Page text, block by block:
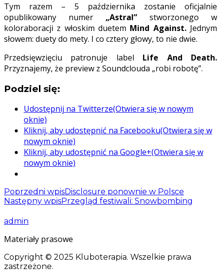
Tym razem – 5 października zostanie oficjalnie
opublikowany numer „Astral” stworzonego w
koloraboracji z włoskim duetem Mind Against.Jednym
słowem: duety do mety. I co cztery głowy, to nie dwie.
Przedsięwzięciu patronuje label Life And Death.
Przyznajemy, że preview z Soundclouda „robi robotę”.
Podziel się:
Udostępnij na Twitterze(Otwiera się w nowym
oknie)
Kliknij, aby udostępnić na Facebooku(Otwiera się w
nowym oknie)
Kliknij, aby udostępnić na Google+(Otwiera się w
nowym oknie)
Poprzedni wpisDisclosure ponownie w Polsce
Następny wpisPrzegląd festiwali: Snowbombing
admin
Materiały prasowe
Copyright © 2025 Kluboterapia. Wszelkie prawa
zastrzeżone.